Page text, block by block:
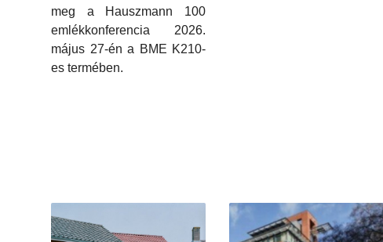
meg a Hauszmann 100
emlékkonferencia 2026.
május 27-én a BME K210-
es termében.